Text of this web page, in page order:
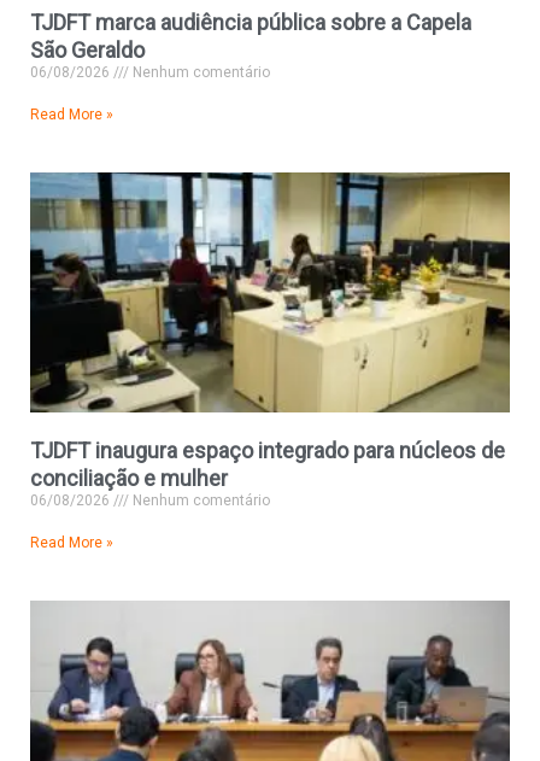
TJDFT marca audiência pública sobre a Capela
São Geraldo
06/08/2026 Nenhum comentário
Read More »
TJDFT inaugura espaço integrado para núcleos de
conciliação e mulher
06/08/2026 Nenhum comentário
Read More »